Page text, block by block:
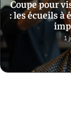
Coupe pour
: les écueils à
1